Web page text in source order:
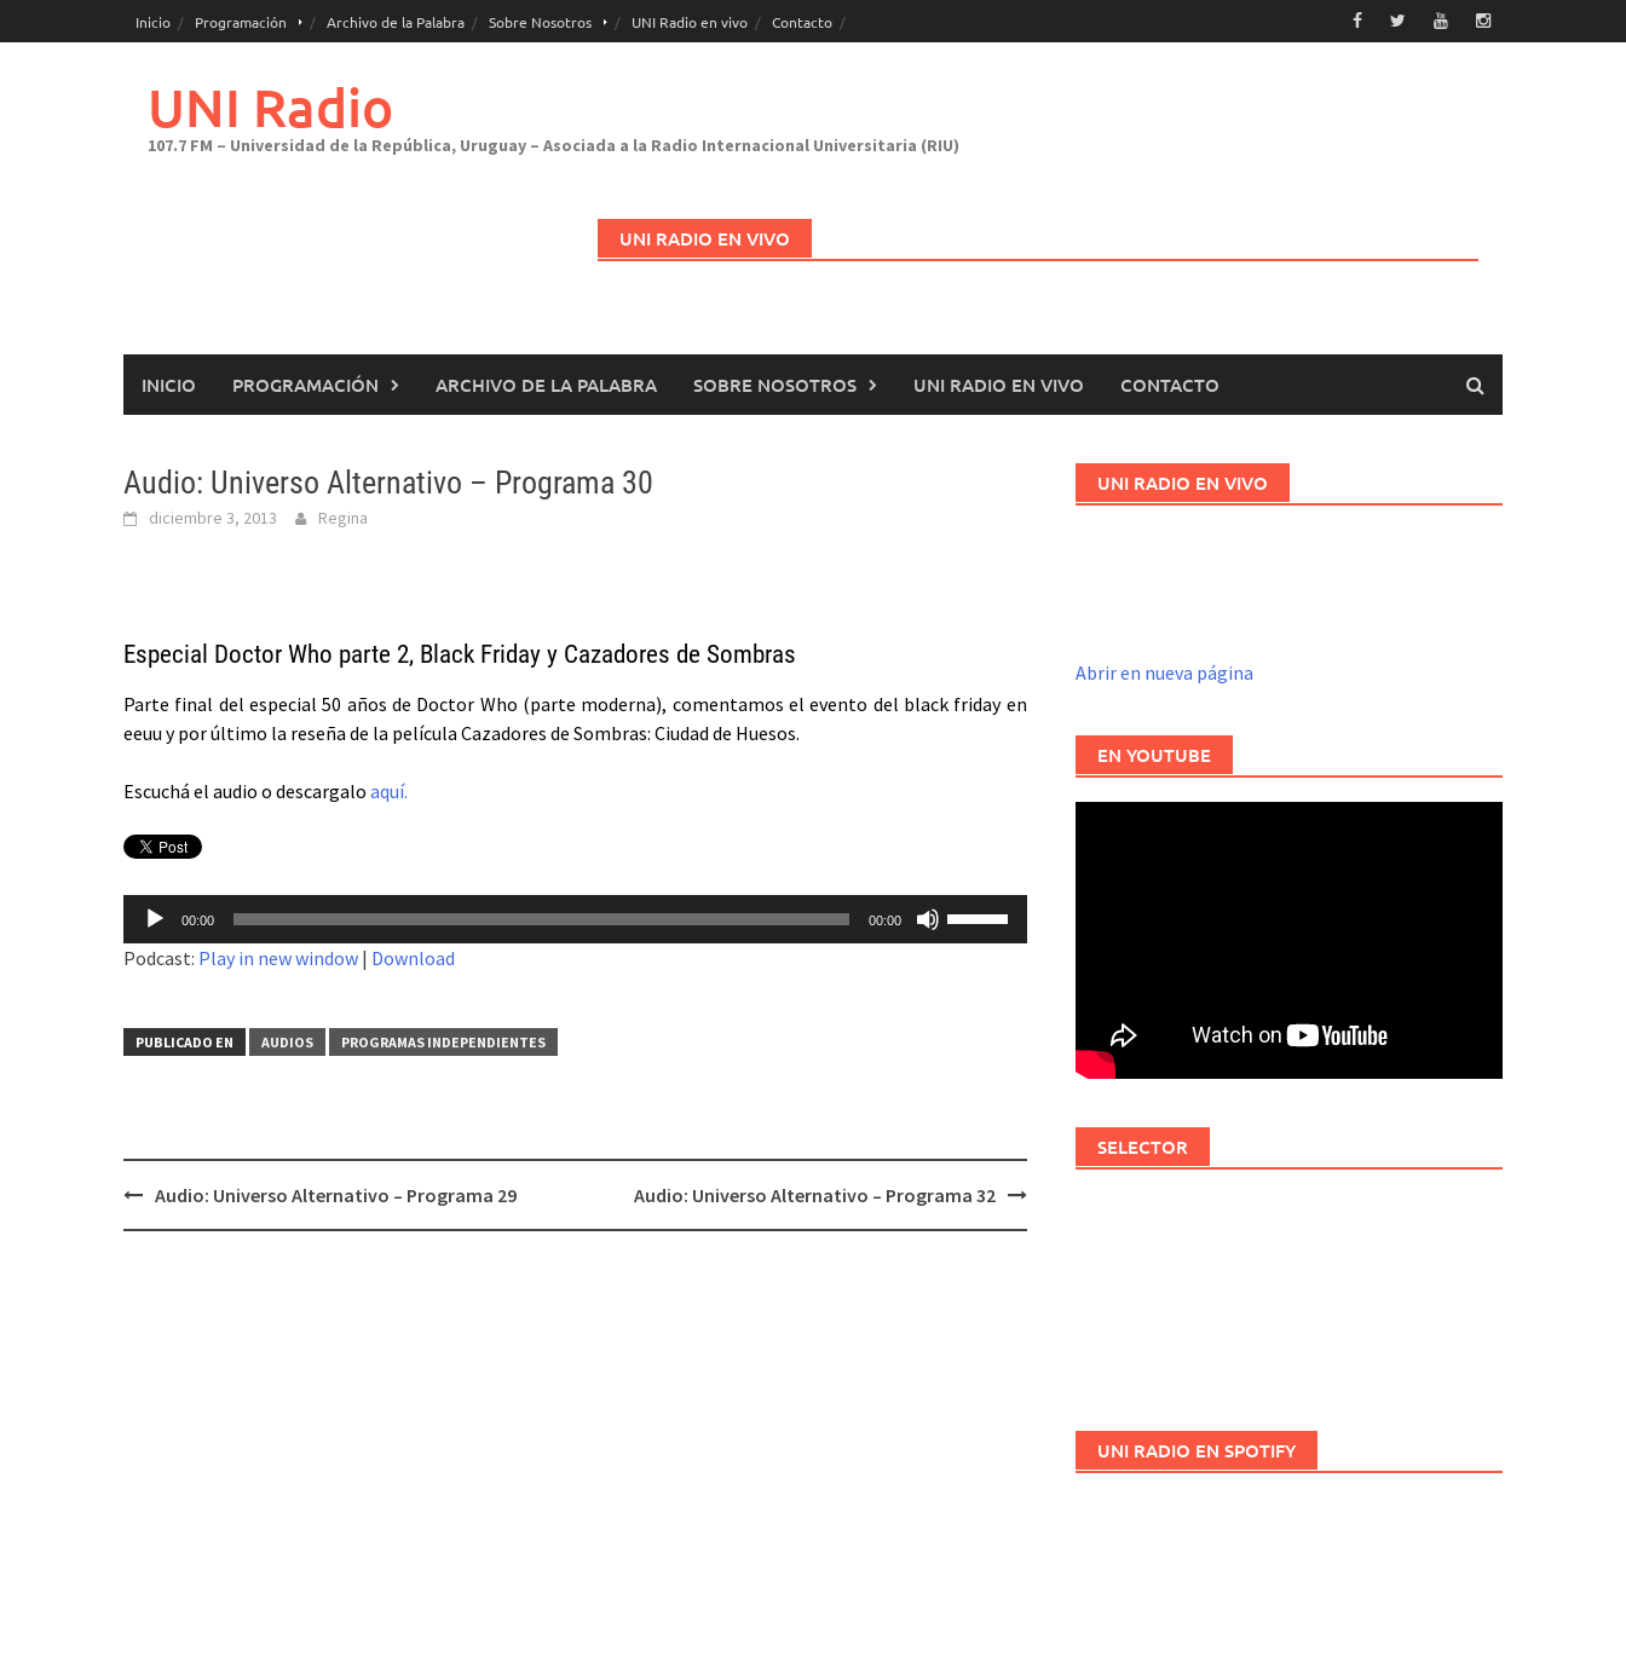
al
Inicio Programación Archivo de la Palabra Sobre Nosotros UNI Radio en vivo Contacto
UNI Radio
107.7 FM – Universidad de la República, Uruguay – Asociada a la Radio Internacional Universitaria (RIU)
UNI RADIO EN VIVO
INICIO PROGRAMACIÓN ARCHIVO DE LA PALABRA SOBRE NOSOTROS UNI RADIO EN VIVO CONTACTO
Audio: Universo Alternativo – Programa 30
diciembre 3, 2013 Regina
Especial Doctor Who parte 2, Black Friday y Cazadores de Sombras
Parte final del especial 50 años de Doctor Who (parte moderna), comentamos el evento del black friday en
eeuu y por último la reseña de la película Cazadores de Sombras: Ciudad de Huesos.
Escuchá el audio o descargalo aquí.
Reproductor
de
audio
00:00 00:00
el
volumen.
Podcast: Play in new window | Download
PUBLICADO EN AUDIOS PROGRAMAS INDEPENDIENTES
Audio: Universo Alternativo – Programa 29 Audio: Universo Alternativo – Programa 32
UNI RADIO EN VIVO
Abrir en nueva página
EN YOUTUBE
SELECTOR
UNI RADIO EN SPOTIFY